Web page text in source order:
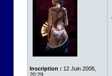
Inscription : 12 Juin 2008,
20:29